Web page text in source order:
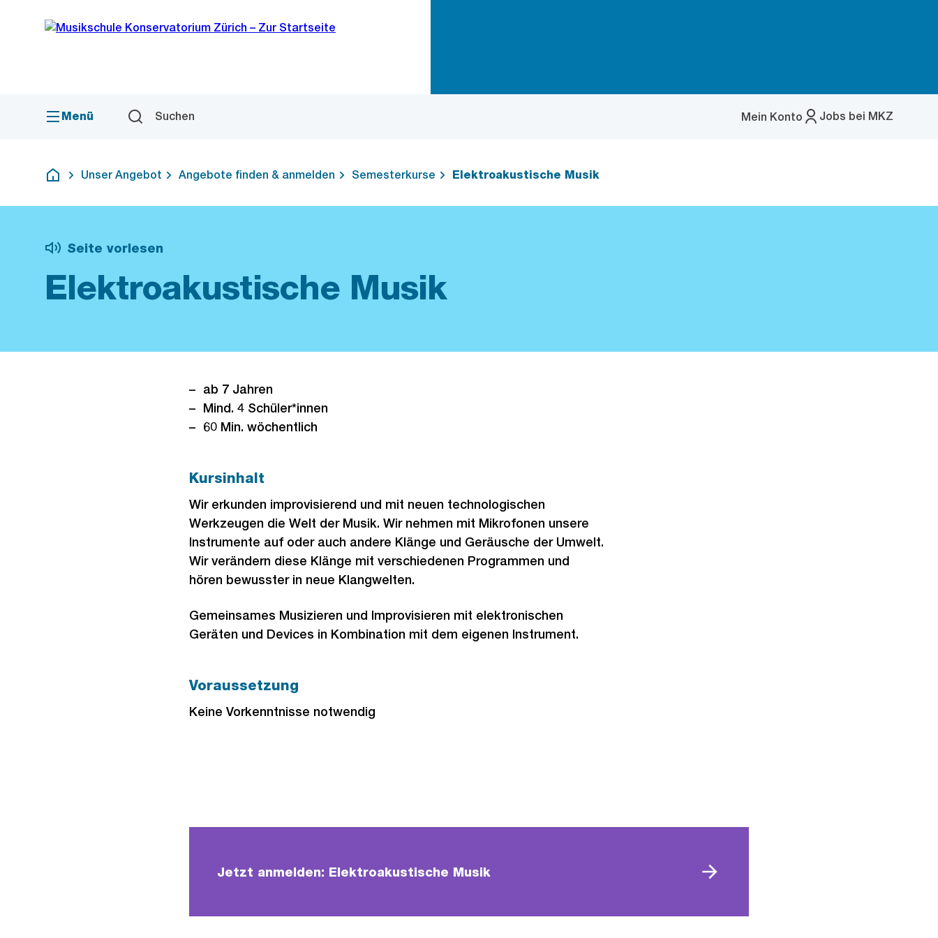
Navigation
Sprunglink
Menü Suchen Jobs bei MKZ
Mein Konto
Menü
Deutsch
Unser Angebot Angebote finden & anmelden Semesterkurse Elektroakustische Musik
Seite vorlesen
Elektroakustische Musik
ab 7 Jahren
Mind. 4 Schüler*innen
60 Min. wöchentlich
Kursinhalt
Wir erkunden improvisierend und mit neuen technologischen
Werkzeugen die Welt der Musik. Wir nehmen mit Mikrofonen unsere
Instrumente auf oder auch andere Klänge und Geräusche der Umwelt.
Wir verändern diese Klänge mit verschiedenen Programmen und
hören bewusster in neue Klangwelten.
Gemeinsames Musizieren und Improvisieren mit elektronischen
Geräten und Devices in Kombination mit dem eigenen Instrument.
Voraussetzung
Keine Vorkenntnisse notwendig
Jetzt anmelden: Elektroakustische Musik